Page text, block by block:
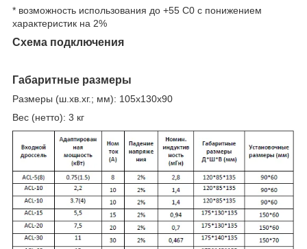
* возможность использования до +55 С0 с понижением
характеристик на 2%
Схема подключения
Габаритные размеры
Размеры (ш.хв.хг.; мм): 105x130x90
Вес (нетто): 3 кг